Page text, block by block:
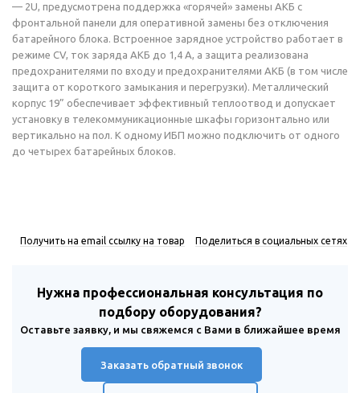
— 2U, предусмотрена поддержка «горячей» замены АКБ с
фронтальной панели для оперативной замены без отключения
батарейного блока. Встроенное зарядное устройство работает в
режиме CV, ток заряда АКБ до 1,4 А, а защита реализована
предохранителями по входу и предохранителями АКБ (в том числе
защита от короткого замыкания и перегрузки). Металлический
корпус 19” обеспечивает эффективный теплоотвод и допускает
установку в телекоммуникационные шкафы горизонтально или
вертикально на пол. К одному ИБП можно подключить от одного
до четырех батарейных блоков.
Получить на email ссылку на товар Поделиться в социальных сетях
Нужна профессиональная консультация по
подбору оборудования?
Оставьте заявку, и мы свяжемся с Вами в ближайшее время
Заказать обратный звонок